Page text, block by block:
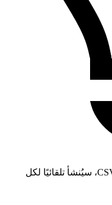
في CSV، سيُنشأ تلقائيًا لكل